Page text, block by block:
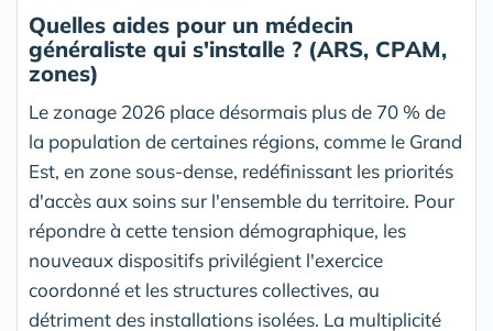
Quelles aides pour un médecin
généraliste qui s'installe ? (ARS, CPAM,
zones)
Le zonage 2026 place désormais plus de 70 % de
la population de certaines régions, comme le Grand
Est, en zone sous-dense, redéfinissant les priorités
d'accès aux soins sur l'ensemble du territoire. Pour
répondre à cette tension démographique, les
nouveaux dispositifs privilégient l'exercice
coordonné et les structures collectives, au
détriment des installations isolées. La multiplicité